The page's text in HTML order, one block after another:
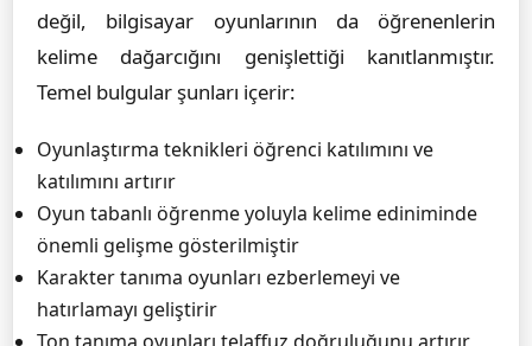
değil, bilgisayar oyunlarının da öğrenenlerin
kelime dağarcığını genişlettiği kanıtlanmıştır.
Temel bulgular şunları içerir:
Oyunlaştırma teknikleri öğrenci katılımını ve
katılımını artırır
Oyun tabanlı öğrenme yoluyla kelime ediniminde
önemli gelişme gösterilmiştir
Karakter tanıma oyunları ezberlemeyi ve
hatırlamayı geliştirir